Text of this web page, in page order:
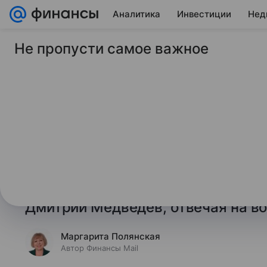
Аналитика Инвестиции
25 мая 2026 Финансы Mail
Медведев: народ
Народ Армении может остаться
предупреждение озвучил
Дмитрий Медведев, отвечая на
Маргарита Полянская
Автор Финансы Mail
Не пропусти самое важное